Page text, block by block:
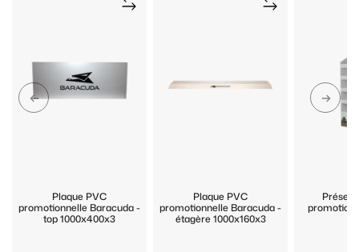
Plaque PVC
promotionnelle Baracuda -
top 1000x400x3
Plaque PVC
promotionnelle Baracuda -
étagère 1000x160x3